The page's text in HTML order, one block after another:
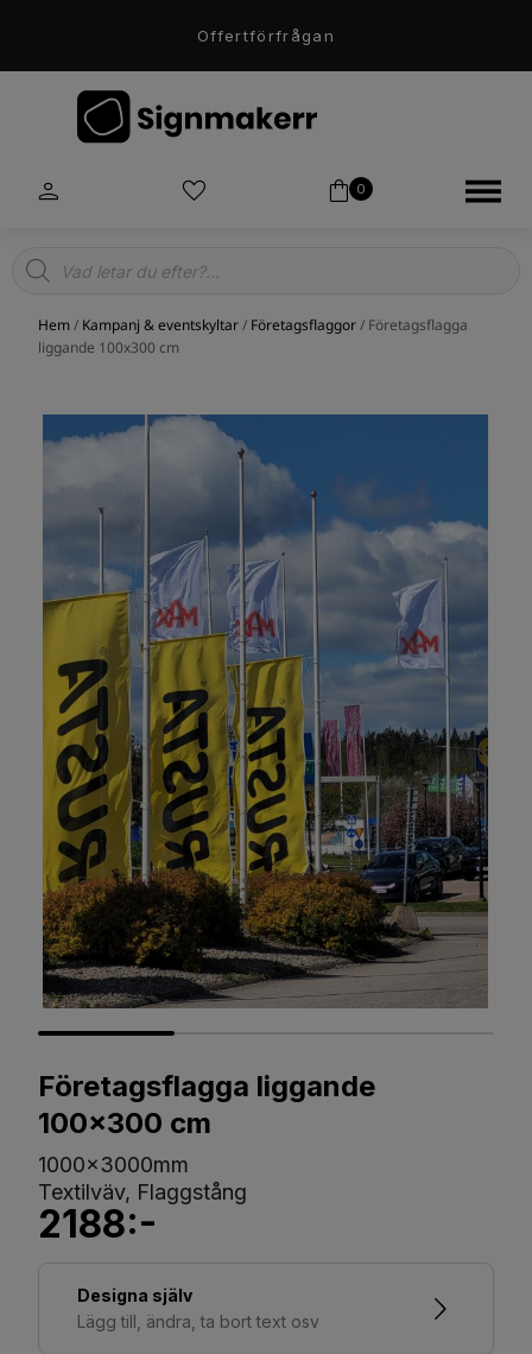
Offertförfrågan
0
Products
search
Hem/ Kampanj & eventskyltar/ Företagsflaggor/ Företagsflagga
liggande 100x300 cm
Företagsflagga liggande
100x300 cm
1000x3000mm
Textilväv, Flaggstång
2188:-
Designa själv
Lägg till, ändra, ta bort text osv